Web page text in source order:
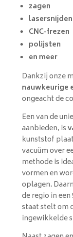
zagen
lasersnijden
CNC-frezen
polijsten
en meer
Dankzij onze
nauwkeurige
ongeacht de
Een van de
aanbieden, is
kunststof
vacuüm over
methode is
vormen en
oplagen.
de regio in
staat stelt om
ingewikkelde